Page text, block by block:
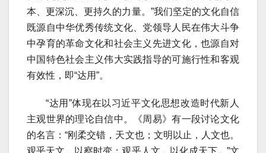
本、更深沉、更持久的力量。”我们坚定的文化自信
既源自中华优秀传统文化、党领导人民在伟大斗争
中孕育的革命文化和社会主义先进文化，也源自对
中国特色社会主义伟大实践指导的可施行性和客观
有效性，即“达用”。
“达用”体现在以习近平文化思想改造时代新人
主观世界的理论自信中。《周易》有一段讨论文化
的名言：“刚柔交错，天文也；文明以止，人文也。